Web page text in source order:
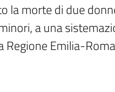
la morte di due
a una
Regione Emilia-